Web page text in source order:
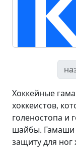
Хоккейные
хоккеистов,
голеностопа и
шайбы. Гамаши
защиту для ног